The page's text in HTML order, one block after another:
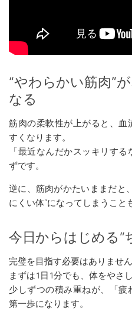
“やわらかい筋肉”
なる
筋肉の柔軟性が上がると、血
すくなります。
「最近なんだかスッキリす
ずです。
逆に、筋肉がかたいままだと
にくい体”になってしまうこと
今日からはじめる”
完璧を目指す必要はありません
まずは1日1分でも、体をやさ
少しずつの積み重ねが、「
第一歩になります。